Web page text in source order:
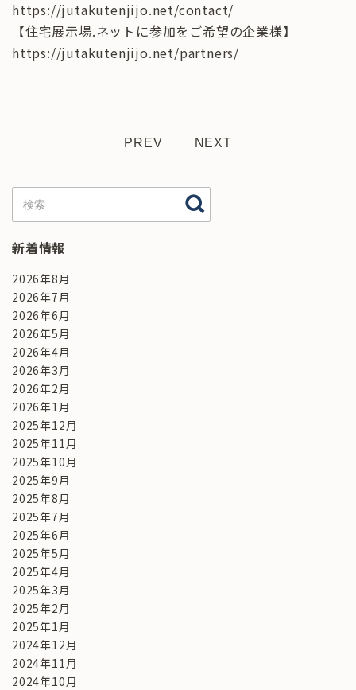
https://jutakutenjijo.net/contact/
【住宅展示場.ネットに参加をご希望の企業様】
https://jutakutenjijo.net/partners/
PREV NEXT
新着情報
2026年8月
2026年7月
2026年6月
2026年5月
2026年4月
2026年3月
2026年2月
2026年1月
2025年12月
2025年11月
2025年10月
2025年9月
2025年8月
2025年7月
2025年6月
2025年5月
2025年4月
2025年3月
2025年2月
2025年1月
2024年12月
2024年11月
2024年10月